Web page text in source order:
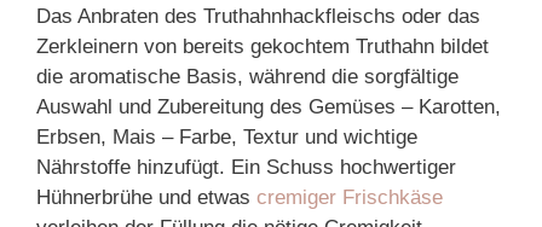
Das Anbraten des Truthahnhackfleischs oder das
Zerkleinern von bereits gekochtem Truthahn bildet
die aromatische Basis, während die sorgfältige
Auswahl und Zubereitung des Gemüses – Karotten,
Erbsen, Mais – Farbe, Textur und wichtige
Nährstoffe hinzufügt. Ein Schuss hochwertiger
Hühnerbrühe und etwas cremiger Frischkäse